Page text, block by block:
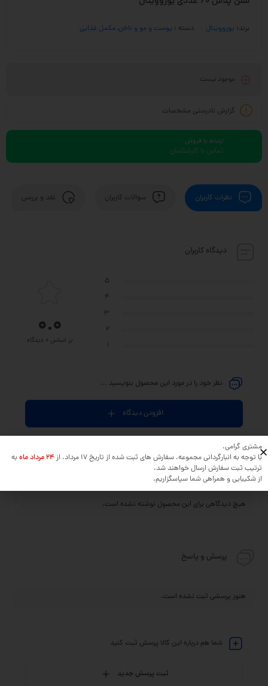
برند: یوروویتال دسته : پوست و مو و ناخن مکمل غذایی
موجود نیست
گزارش نادرستی مشخصات
ارتباط با فروش
تماس با کارشناسان
نظرات کاربران سوالات کاربران نقد و بررسی
دیدگاه کاربران
جدیدترین مفیدترین دیدگاه خریداران
هیچ دیدگاهی برای این محصول نوشته نشده است.
5
4
3
2
1
0.0
بر اساس 0 دیدگاه
نظر خود را در مورد این محصول بنویسید ...
افزودن دیدگاه
پرسش و پاسخ
هنوز پرسشی ثبت نشده است.
شما هم درباره این کالا پرسش ثبت کنید
ثبت پرسش جدید
مشتری گرامی،
با توجه به انبارگردانی مجموعه، سفارش های ثبت شده از تاریخ 17 مرداد، از
24 مرداد ماه
به
ترتیب ثبت سفارش ارسال خواهند شد.
از شکیبایی و همراهی شما سپاسگزاریم.